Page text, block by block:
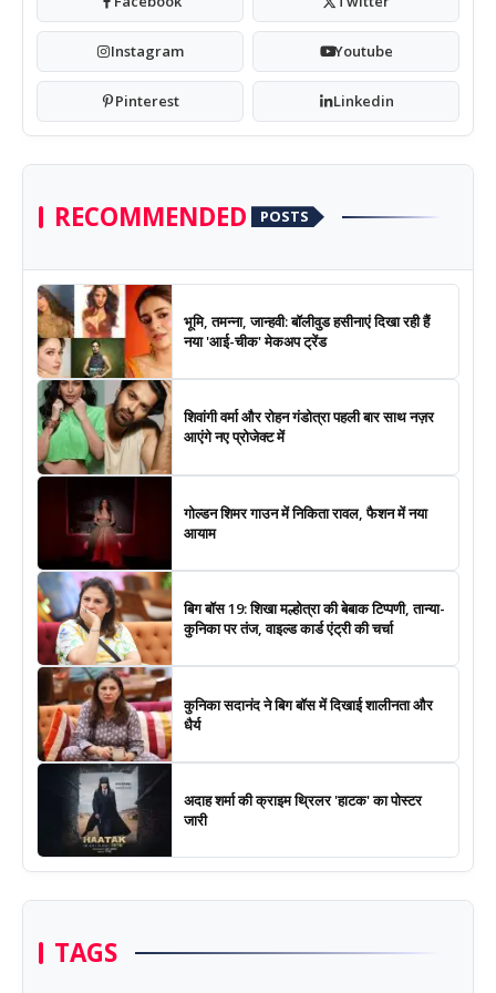
Instagram Youtube
Pinterest Linkedin
RECOMMENDED POSTS
भूमि, तमन्ना, जान्हवी: बॉलीवुड हसीनाएं दिखा रही हैं
नया 'आई-चीक' मेकअप ट्रेंड
शिवांगी वर्मा और रोहन गंडोत्रा पहली बार साथ नज़र
आएंगे नए प्रोजेक्ट में
गोल्डन शिमर गाउन में निकिता रावल, फैशन में नया
आयाम
बिग बॉस 19: शिखा मल्होत्रा की बेबाक टिप्पणी, तान्या-
कुनिका पर तंज, वाइल्ड कार्ड एंट्री की चर्चा
कुनिका सदानंद ने बिग बॉस में दिखाई शालीनता और
धैर्य
अदाह शर्मा की क्राइम थ्रिलर 'हाटक' का पोस्टर
जारी
TAGS